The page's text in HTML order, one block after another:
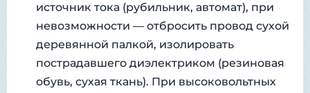
источник тока (рубильник, автомат), при
невозможности — отбросить провод сухой
деревянной палкой, изолировать
пострадавшего диэлектриком (резиновая
обувь, сухая ткань). При высоковольтных